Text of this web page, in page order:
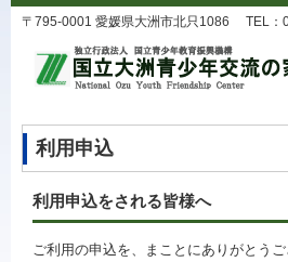
〒795-0001 愛媛県大洲市北只1086 TEL：
利用申込
利用申込をされる皆様へ
ご利用の申込を、まことにありがとうご